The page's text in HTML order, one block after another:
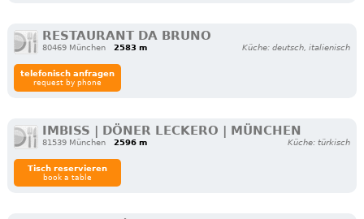
RESTAURANT DA BRUNO
80469 München 2583 m Küche: deutsch, italienisch
telefonisch anfragen
request by phone
IMBISS | DÖNER LECKERO | MÜNCHEN
81539 München 2596 m Küche: türkisch
Tisch reservieren
book a table